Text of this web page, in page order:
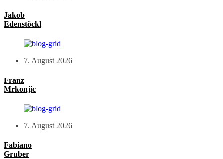
Jakob
Edenstöckl
7. August 2026
Franz
Mrkonjic
7. August 2026
Fabiano
Gruber